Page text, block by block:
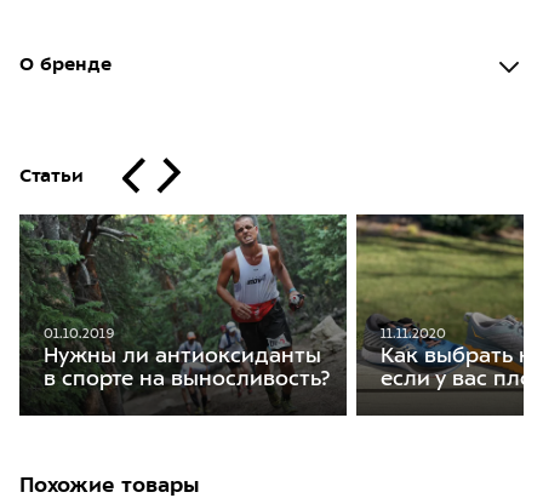
О бренде
Статьи
01.10.2019
Нужны ли антиоксиданты
в спорте на выносливость?
11.11.2020
Как выбрать
если у вас
Похожие товары